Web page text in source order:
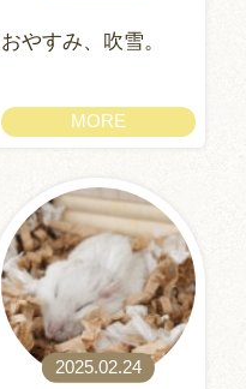
おやすみ、吹雪。
MORE
2025.02.24